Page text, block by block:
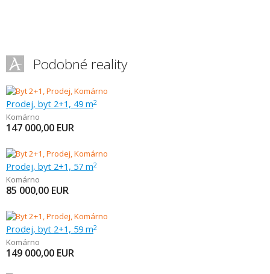
Podobné reality
Prodej, byt 2+1, 49 m2
Komárno
147 000,00 EUR
Prodej, byt 2+1, 57 m2
Komárno
85 000,00 EUR
Prodej, byt 2+1, 59 m2
Komárno
149 000,00 EUR